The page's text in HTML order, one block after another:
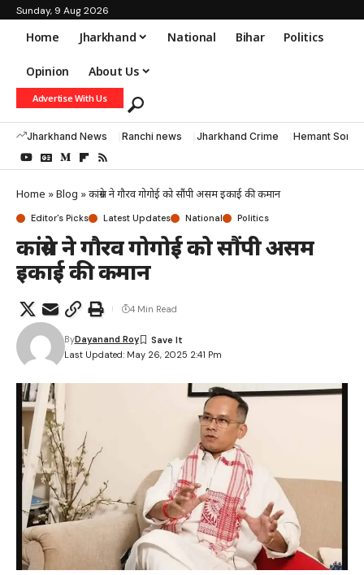
Sunday, 9 Aug 2026
Home Jharkhand National Bihar Politics
Opinion About Us
Advertise With Us
Jharkhand News Ranchi news Jharkhand Crime Hemant Soren
Home »Blog »कांग्रेस ने गौरव गोगोई को सौंपी असम इकाई की कमान
Editor's Picks Latest Updates National Politics
कांग्रेस ने गौरव गोगोई को सौंपी असम
इकाई की कमान
Last Updated: May 26, 2025 2:41 Pm
ByDayanand Roy
4 Min Read